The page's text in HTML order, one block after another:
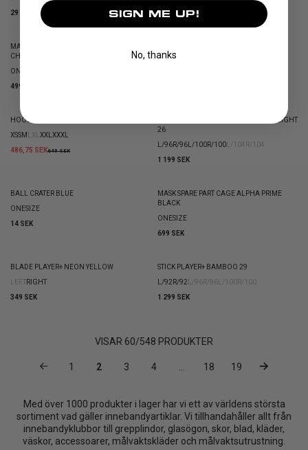
29 SEK
MASK SPARE PART CAGE MIDDLE-END
CHROME
ONESIZE
499 SEK
HOOD SUPERIOR
XSSM XL XXL XXXL
486,75 SEK649 SEK
STICK EPIC PERFORMANCE FEATHER LIGHT
26
L/96R/96 L/100R/100 L/104 R/104
1 199 SEK
BALL CRATER BLUE
ONESIZE
14 SEK
MASK SPARE PART CAGE ALPHA PRIME
BLACK
ONESIZE
699 SEK
BLADE PLAYER+ NEON YELLOW
LEFTRIGHT
349 SEK
STICK PLAYER+ BAMBOO 29
L/92 R/92 L/96R/96 L/100 R/100
1 299 SEK
VISAR 60/548 PRODUKTER
1 2 3 4 18 19
Med över 1000 produkter i lager har vi ett av världens största
sortiment vad gäller innebandyartiklar. Vi tillhandahåller allt från
innebandyklubbor till grepplindor, glasögon, skor, blad, kläder,
väskor, accessoarer, målvaktskläder och målvaktsutrustning.
SIGN ME UP!
No, thanks